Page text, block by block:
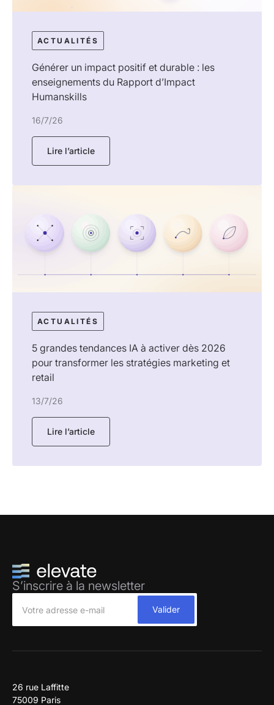
ACTUALITÉS
Générer un impact positif et durable : les
enseignements du Rapport d’Impact
Humanskills
16/7/26
Lire l’article
ACTUALITÉS
5 grandes tendances IA à activer dès 2026
pour transformer les stratégies marketing et
retail
13/7/26
Lire l’article
S’inscrire à la newsletter
26 rue Laffitte
75009 Paris